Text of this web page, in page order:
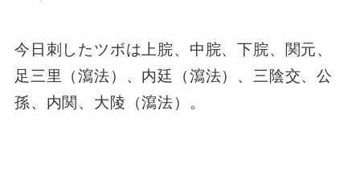
今日刺したツボは上脘、中脘、下脘、関元、
足三里（瀉法）、内廷（瀉法）、三陰交、公
孫、内関、大陵（瀉法）。